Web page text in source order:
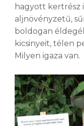
hagyott kertrész
aljnövényzetű,
boldogan
kicsinyeit, télen
Milyen igaza van.